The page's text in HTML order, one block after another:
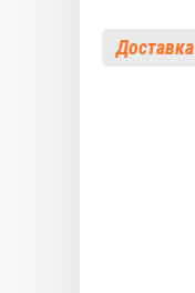
Доставка